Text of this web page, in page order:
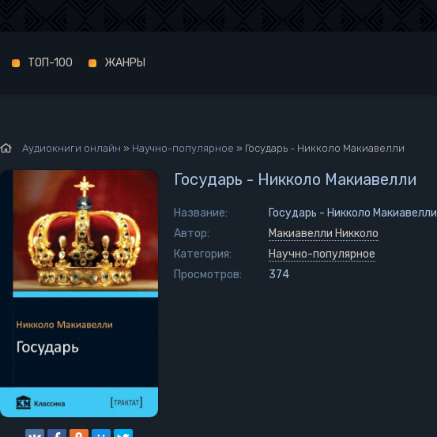
Аудиокниги онлайн » Научно-популярное » Государь - Никколо Макиавелли
Государь - Никколо Макиавелли
Название:
Государь - Никколо Макиавелли
Автор:
Макиавелли Никколо
Категория:
Научно-популярное
Просмотров:
374
ТОП-100 ЖАНРЫ